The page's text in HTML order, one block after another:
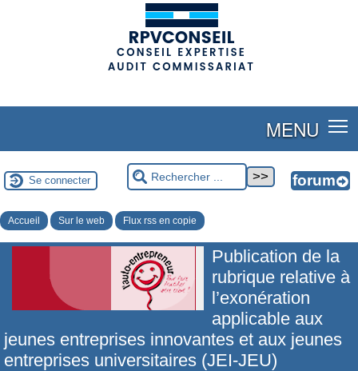
MENU
Se connecter
Accueil Sur le web Flux rss en copie
Publication de la
rubrique relative à
l’exonération
applicable aux
jeunes entreprises innovantes et aux jeunes
entreprises universitaires (JEI-JEU)